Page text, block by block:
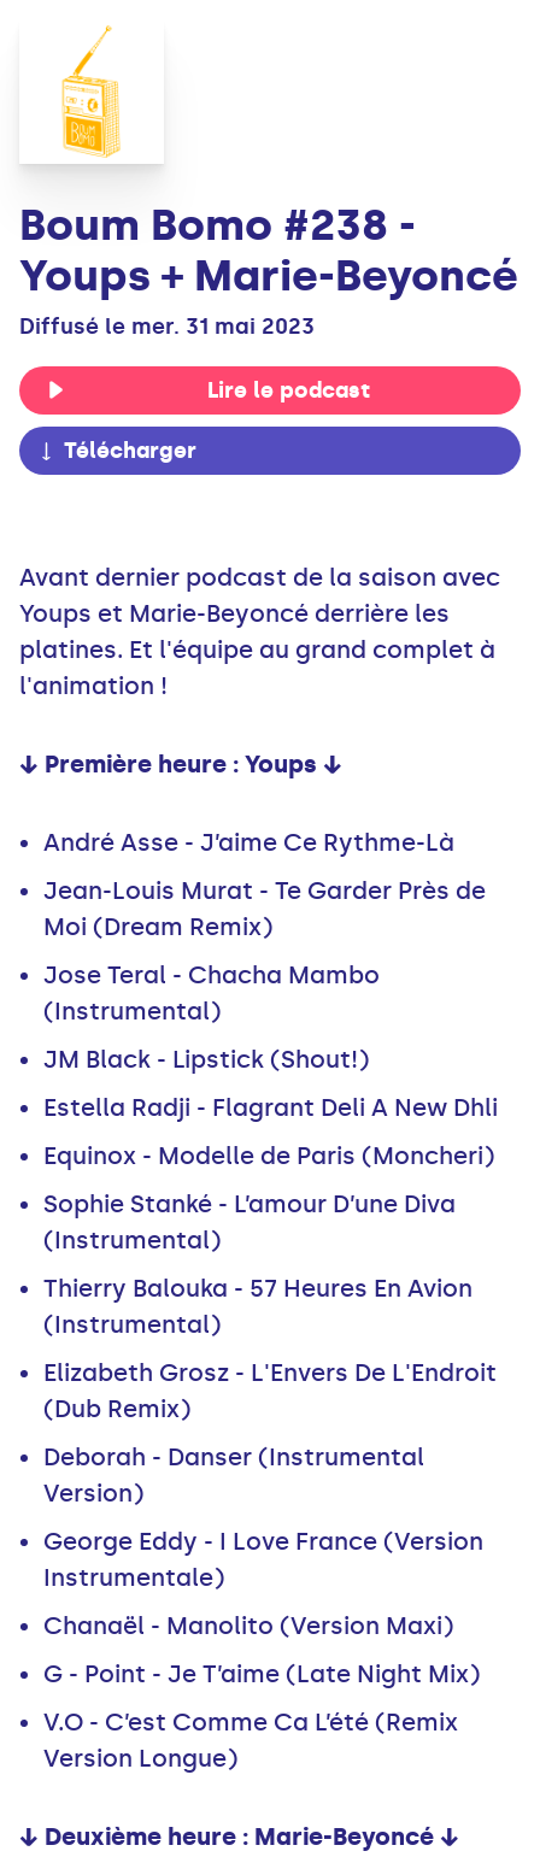
Boum Bomo #238 -
Youps + Marie-Beyoncé
Diffusé le mer. 31 mai 2023
Lire le podcast
Télécharger
Avant dernier podcast de la saison avec
Youps et Marie-Beyoncé derrière les
platines. Et l'équipe au grand complet à
l'animation !
↓ Première heure : Youps ↓
André Asse - J’aime Ce Rythme-Là
Jean-Louis Murat - Te Garder Près de
Moi (Dream Remix)
Jose Teral - Chacha Mambo
(Instrumental)
JM Black - Lipstick (Shout!)
Estella Radji - Flagrant Deli A New Dhli
Equinox - Modelle de Paris (Moncheri)
Sophie Stanké - L’amour D’une Diva
(Instrumental)
Thierry Balouka - 57 Heures En Avion
(Instrumental)
Elizabeth Grosz - L'Envers De L'Endroit
(Dub Remix)
Deborah - Danser (Instrumental
Version)
George Eddy - I Love France (Version
Instrumentale)
Chanaël - Manolito (Version Maxi)
G - Point - Je T’aime (Late Night Mix)
V.O - C’est Comme Ca L’été (Remix
Version Longue)
↓ Deuxième heure : Marie-Beyoncé ↓